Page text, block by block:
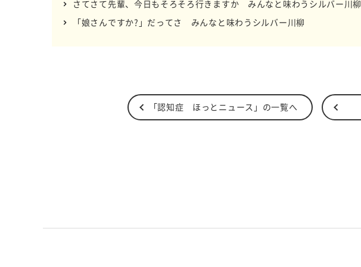
さてさて先輩、今日もそろそろ行きますか みんなと味わうシルバー川柳
「娘さんですか?」だってさ みんなと味わうシルバー川柳
「認知症 ほっとニュース」の一覧へ